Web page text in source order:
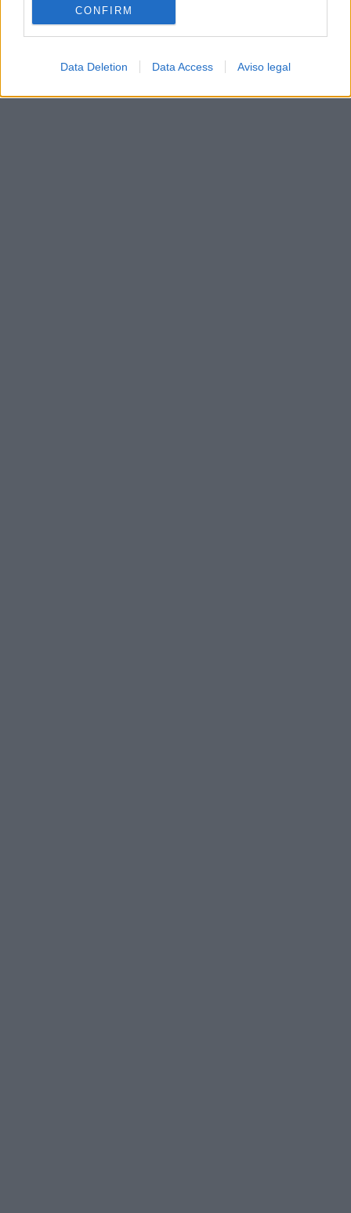
CONFIRM
Data Deletion Data Access Aviso legal